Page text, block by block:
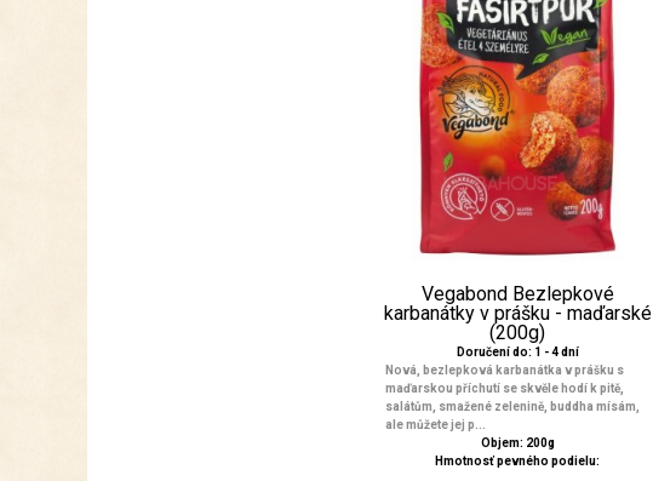
Vegabond Bezlepkové
karbanátky v prášku - maďarské
(200g)
Doručení do: 1 - 4 dní
Nová, bezlepková karbanátka v prášku s
maďarskou příchutí se skvěle hodí k pitě,
salátům, smažené zelenině, buddha mísám,
ale můžete jej p...
Objem: 200g
Hmotnosť pevného podielu: